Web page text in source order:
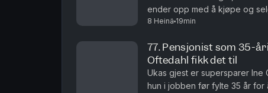
ender opp med å kjøpe og
klar over det. I denne
8 Heinä 19min
77. Pensjonist som 35-
Oftedahl fikk det til
Ukas gjest er supersparer Ine
hun i jobben før fylte 35 år for